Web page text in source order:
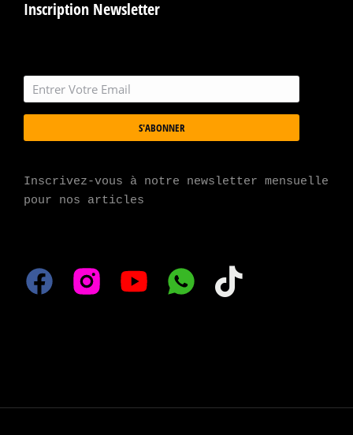
Inscription Newsletter
S'ABONNER
Inscrivez-vous à notre newsletter mensuelle
pour nos articles